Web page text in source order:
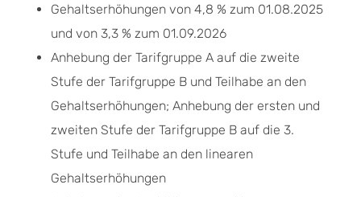
Gehaltserhöhungen von 4,8 % zum 01.08.2025
und von 3,3 % zum 01.09.2026
Anhebung der Tarifgruppe A auf die zweite
Stufe der Tarifgruppe B und Teilhabe an den
Gehaltserhöhungen; Anhebung der ersten und
zweiten Stufe der Tarifgruppe B auf die 3.
Stufe und Teilhabe an den linearen
Gehaltserhöhungen